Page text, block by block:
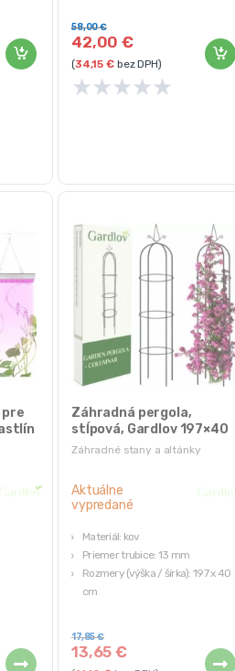
Materiál: železo s práškovým
náterom, PVC, polyester, PP
42,00€
58,00€
(34,15€bez DPH)
★★★★★
pre
Záhradné stany a altánky
Záhradná pergola,
stĺpová, Gardlov 197×40
cm
Aktuálne
vypredané
Materiál: kov
Priemer trubice: 13 mm
Rozmery (výška / šírka): 197 x 40
cm
13,65€
17,85€